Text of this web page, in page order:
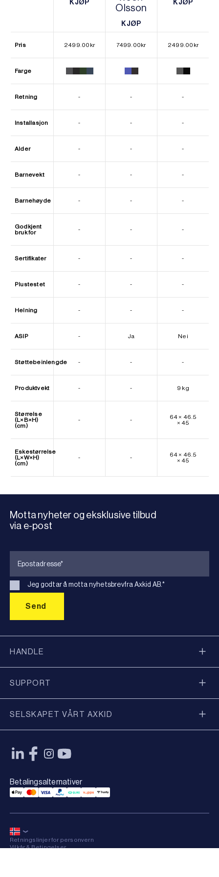
KJØP
Olsson
KJØP
KJØP
KJØP
Pris 2499.00 kr 7499.00kr 2499.00 kr
Farge
Retning - - -
Installasjon - - -
Alder - - -
Barnevekt - - -
Barnehøyde - - -
Godkjent
bruk for
- - -
Sertifikater - - -
Plustestet - - -
Helning - - -
ASIP - Ja Nei
Støttebeinlengde - - -
Produktvekt - - 9 kg
Størrelse
(L×B×H)
(cm)
- -
64 × 46.5
× 45
Eskestørrelse
(L×W×H)
(cm)
- -
64 × 46.5
× 45
Motta nyheter og eksklusive tilbud
via e-post
Jeg godtar å motta nyhetsbrevfra Axkid AB.*
HANDLE
SUPPORT
SELSKAPET VÅRT AXKID
Betalingsalternativer
Applepay Payment
Mastercard Payment
Visa Payment
Paypal Payment
Qliro Payment
Vipps Payment
Trustly Payment
Retningslinjer for personvern
Vilkår & Betingelser